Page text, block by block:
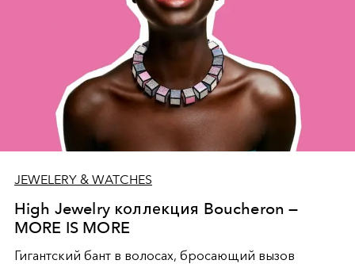
художественный шедевр.
JEWELERY & WATCHES
High Jewelry коллекция Boucheron —
MORE IS MORE
Гигантский бант в волосах, бросающий вызов